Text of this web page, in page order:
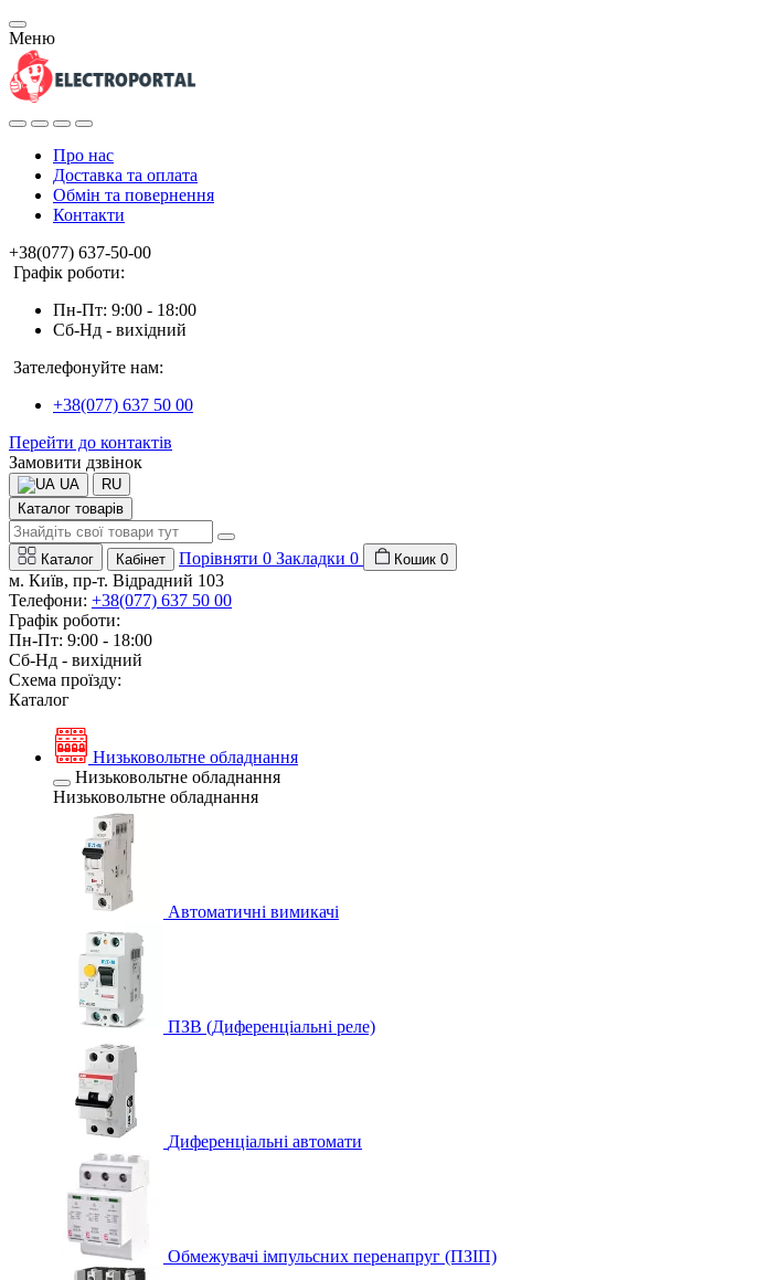
Меню
Про нас
Доставка та оплата
Обмін та повернення
Контакти
+38(077) 637-50-00
Графік роботи:
Пн-Пт: 9:00 - 18:00
Сб-Нд - вихідний
Зателефонуйте нам:
+38(077) 637 50 00
Перейти до контактів
Замовити дзвінок
UA
RU
Каталог товарів
Каталог Кабінет Порівняти 0 Закладки 0 Кошик 0
м. Київ, пр-т. Відрадний 103
Телефони: +38(077) 637 50 00
Графік роботи:
Пн-Пт: 9:00 - 18:00
Сб-Нд - вихідний
Схема проїзду:
Каталог
Низьковольтне обладнання
Низьковольтне обладнання
Низьковольтне обладнання
Автоматичні вимикачі
ПЗВ (Диференціальні реле)
Диференціальні автомати
Обмежувачі імпульсних перенапруг (ПЗІП)